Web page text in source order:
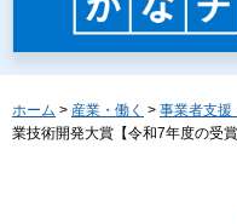
ホーム > 産業・働く > 事業者支援
業技術開発大賞【令和7年度の受